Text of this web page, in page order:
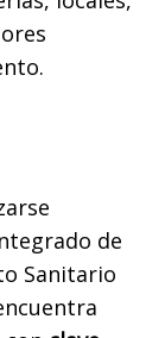
de
Sanitario